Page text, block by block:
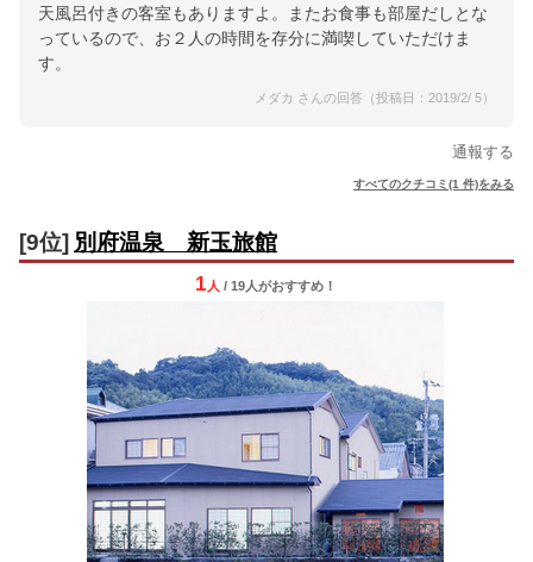
天風呂付きの客室もありますよ。またお食事も部屋だしとな
っているので、お２人の時間を存分に満喫していただけま
す。
メダカ さんの回答（投稿日：2019/2/ 5）
通報する
すべてのクチコミ(1 件)をみる
[9位] 別府温泉 新玉旅館
1 人 / 19人がおすすめ！